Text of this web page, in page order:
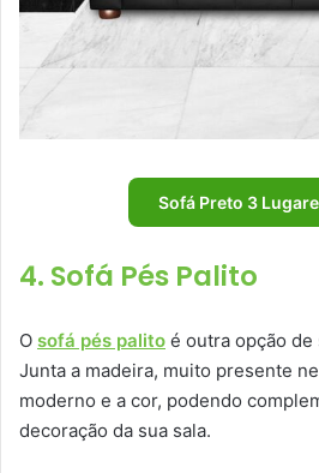
Sofá Preto 3
4. Sofá Pés Palito
O sofá pés palito é outra opção
Junta a madeira, muito presente
moderno e a cor, podendo
decoração da sua sala.